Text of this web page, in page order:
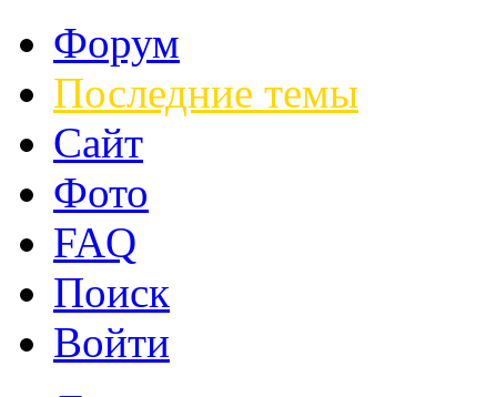
Форум
Последние темы
Сайт
Фото
FAQ
Поиск
Войти